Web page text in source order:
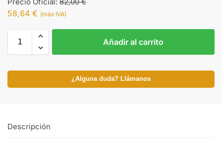
58,64 € (más IVA)
Añadir al carrito
¿Alguna duda? Llámanos
Descripción